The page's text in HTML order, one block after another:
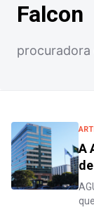
Falcon
procuradora
A